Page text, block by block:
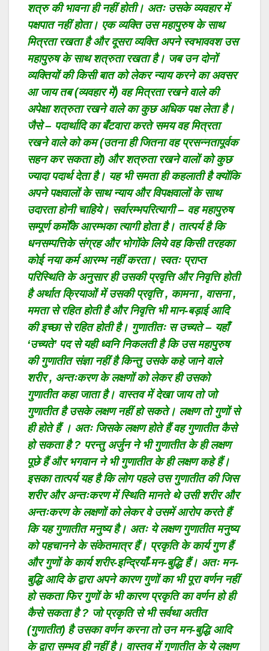
शत्रु की भावना ही नहीं होती। अतः उसके व्यवहार में
पक्षपात नहीं होता। एक व्यक्ति उस महापुरुष के साथ
मित्रता रखता है और दूसरा व्यक्ति अपने स्वभाववश उस
महापुरुष के साथ शत्रुता रखता है। जब उन दोनों
व्यक्तियों की किसी बात को लेकर न्याय करने का अवसर
आ जाय तब (व्यवहार में) वह मित्रता रखने वाले की
अपेक्षा शत्रुता रखने वाले का कुछ अधिक पक्ष लेता है।
जैसे – पदार्थादि का बँटवारा करते समय वह मित्रता
रखने वाले को कम (उतना ही जितना वह प्रसन्नतापूर्वक
सहन कर सकता हो) और शत्रुता रखने वालों को कुछ
ज्यादा पदार्थ देता है। यह भी समता ही कहलाती है क्योंकि
अपने पक्षवालों के साथ न्याय और विपक्षवालों के साथ
उदारता होनी चाहिये। सर्वारम्भपरित्यागी – वह महापुरुष
सम्पूर्ण कर्मोंके आरम्भका त्यागी होता है। तात्पर्य है कि
धनसम्पत्तिके संग्रह और भोगोंके लिये वह किसी तरहका
कोई नया कर्म आरम्भ नहीं करता। स्वतः प्राप्त
परिस्थिति के अनुसार ही उसकी प्रवृत्ति और निवृत्ति होती
है अर्थात क्रियाओं में उसकी प्रवृत्ति , कामना , वासना ,
ममता से रहित होती है और निवृत्ति भी मान-बड़ाई आदि
की इच्छा से रहित होती है। गुणातीतः स उच्यते – यहाँ
‘उच्यते’ पद से यही ध्वनि निकलती है कि उस महापुरुष
की गुणातीत संज्ञा नहीं है किन्तु उसके कहे जाने वाले
शरीर , अन्तःकरण के लक्षणों को लेकर ही उसको
गुणातीत कहा जाता है। वास्तव में देखा जाय तो जो
गुणातीत है उसके लक्षण नहीं हो सकते। लक्षण तो गुणों से
ही होते हैं । अतः जिसके लक्षण होते हैं वह गुणातीत कैसे
हो सकता है ? परन्तु अर्जुन ने भी गुणातीत के ही लक्षण
पूछे हैं और भगवान ने भी गुणातीत के ही लक्षण कहे हैं।
इसका तात्पर्य यह है कि लोग पहले उस गुणातीत की जिस
शरीर और अन्तःकरण में स्थिति मानते थे उसी शरीर और
अन्तःकरण के लक्षणों को लेकर वे उसमें आरोप करते हैं
कि यह गुणातीत मनुष्य है। अतः ये लक्षण गुणातीत मनुष्य
को पहचानने के संकेतमात्र हैं। प्रकृति के कार्य गुण हैं
और गुणों के कार्य शरीर-इन्द्रियाँ-मन-बुद्धि हैं। अतः मन-
बुद्धि आदि के द्वारा अपने कारण गुणों का भी पूरा वर्णन नहीं
हो सकता फिर गुणों के भी कारण प्रकृति का वर्णन हो ही
कैसे सकता है ? जो प्रकृति से भी सर्वथा अतीत
(गुणातीत) है उसका वर्णन करना तो उन मन-बुद्धि आदि
के द्वारा सम्भव ही नहीं है। वास्तव में गुणातीत के ये लक्षण